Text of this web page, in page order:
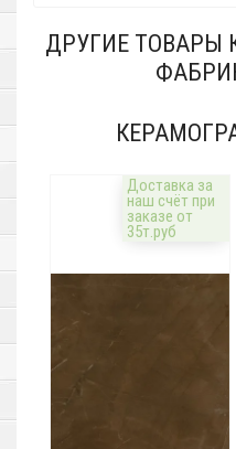
ДРУГИЕ ТОВАРЫ
Доставка за
наш счёт при
заказе от
35т.руб